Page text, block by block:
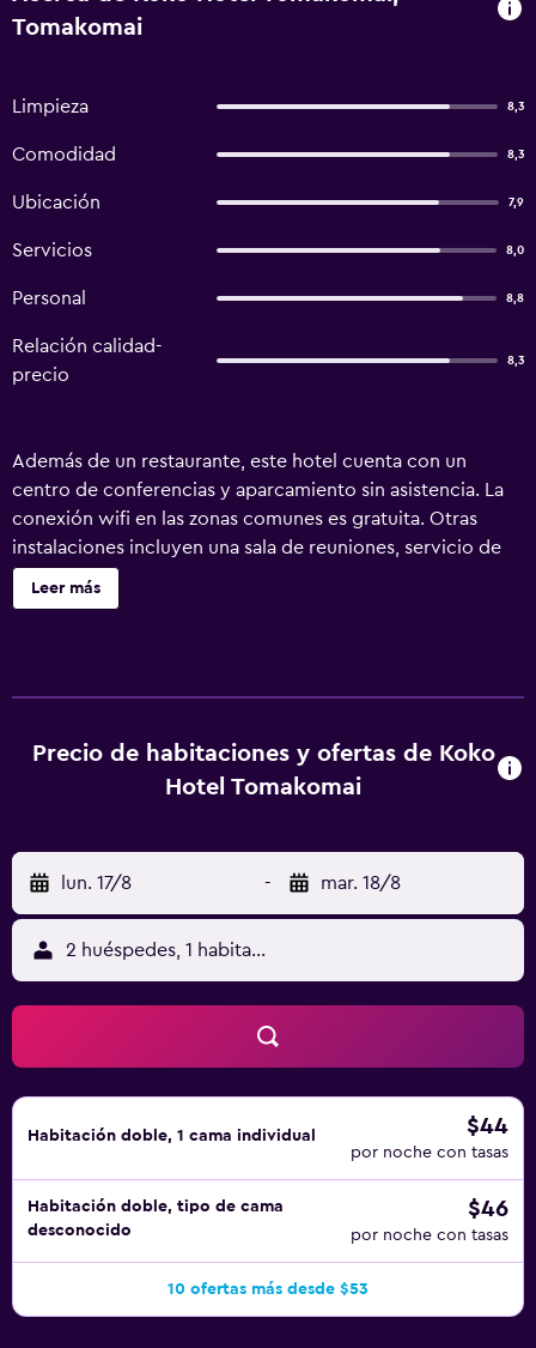
Tomakomai
Limpieza 8,3
Comodidad 8,3
Ubicación 7,9
Servicios 8,0
Personal 8,8
Relación calidad-
precio
8,3
Además de un restaurante, este hotel cuenta con un
centro de conferencias y aparcamiento sin asistencia. La
conexión wifi en las zonas comunes es gratuita. Otras
instalaciones incluyen una sala de reuniones, servicio de
tintorería y lavandería. Se ofrece un servicio de limpieza a
petición. KOKO HOTEL Tomakomai ofrece 182
inodoro con bidé electrónico y artículos de higiene
personal gratuitos. Este hotel en Tomakomai ofrece
de planchar con plancha.
Leer más
Precio de habitaciones y ofertas de Koko
Hotel Tomakomai
lun. 17/8 - mar. 18/8
2 huéspedes, 1 habitación
Habitación doble, 1 cama individual $44
por noche con tasas
Habitación doble, tipo de cama
desconocido
$46
por noche con tasas
10 ofertas más desde $53